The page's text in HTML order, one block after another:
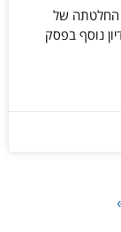
החלטתה של
נוסף בפסק